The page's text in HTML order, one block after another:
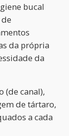
bucal
da própria
da
(de canal),
de tártaro,
a cada